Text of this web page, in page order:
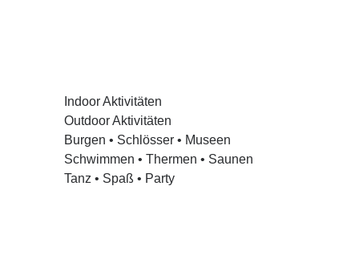
Indoor Aktivitäten
Outdoor Aktivitäten
Burgen • Schlösser • Museen
Schwimmen • Thermen • Saunen
Tanz • Spaß • Party